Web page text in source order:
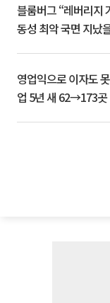
블룸버그 “레버리지
동성 최악 국면 지났
영업익으로 이자도
업 5년 새 62→173곳